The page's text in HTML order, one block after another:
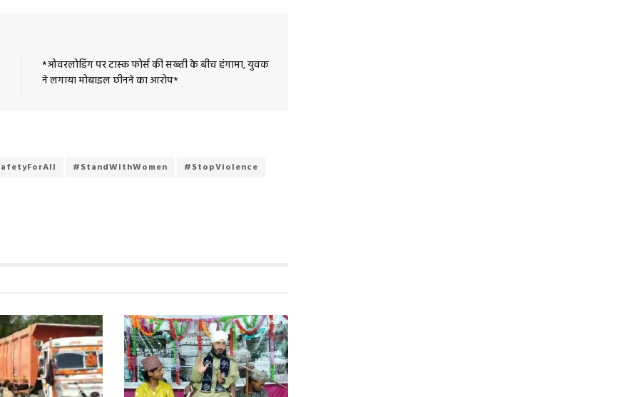
*ओवरलोडिंग पर टास्क फोर्स की सख्ती के बीच हंगामा, युवक
ने लगाया मोबाइल छीनने का आरोप*
#StandWithWomen
#StopViolence